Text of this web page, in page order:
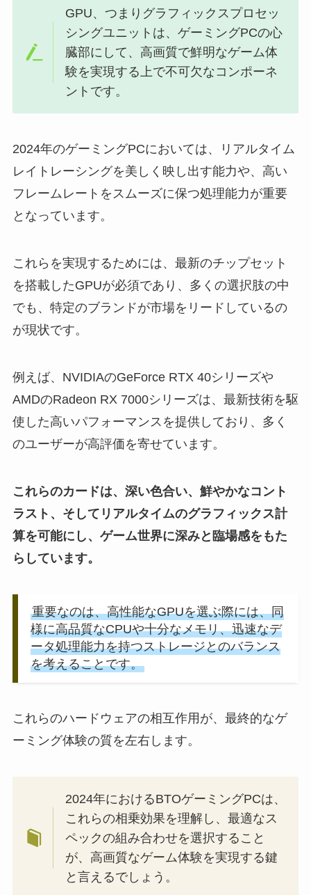
GPU、つまりグラフィックスプロセッ
シングユニットは、ゲーミングPCの心
臓部にして、高画質で鮮明なゲーム体
験を実現する上で不可欠なコンポーネ
ントです。
2024年のゲーミングPCにおいては、リアルタイム
レイトレーシングを美しく映し出す能力や、高い
フレームレートをスムーズに保つ処理能力が重要
となっています。
これらを実現するためには、最新のチップセット
を搭載したGPUが必須であり、多くの選択肢の中
でも、特定のブランドが市場をリードしているの
が現状です。
例えば、NVIDIAのGeForce RTX 40シリーズや
AMDのRadeon RX 7000シリーズは、最新技術を駆
使した高いパフォーマンスを提供しており、多く
のユーザーが高評価を寄せています。
これらのカードは、深い色合い、鮮やかなコント
ラスト、そしてリアルタイムのグラフィックス計
算を可能にし、ゲーム世界に深みと臨場感をもた
らしています。
重要なのは、高性能なGPUを選ぶ際には、同
様に高品質なCPUや十分なメモリ、迅速なデ
ータ処理能力を持つストレージとのバランス
を考えることです。
これらのハードウェアの相互作用が、最終的なゲ
ーミング体験の質を左右します。
2024年におけるBTOゲーミングPCは、
これらの相乗効果を理解し、最適なス
ペックの組み合わせを選択すること
が、高画質なゲーム体験を実現する鍵
と言えるでしょう。